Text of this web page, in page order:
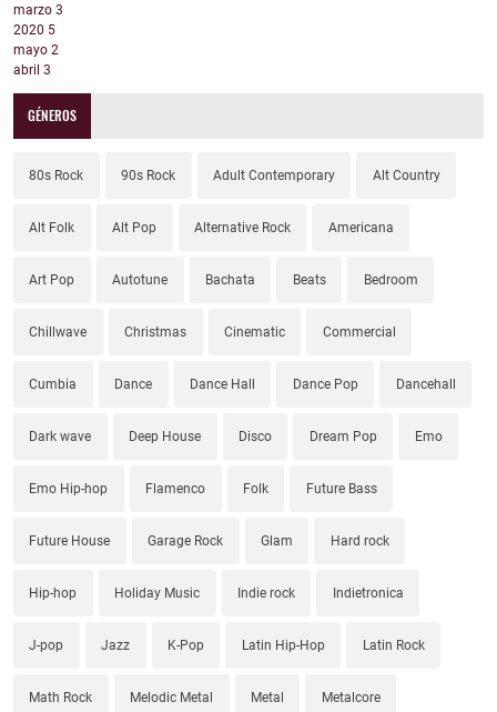
marzo 3
2020 5
mayo 2
abril 3
GÉNEROS
80s Rock 90s Rock Adult Contemporary Alt Country
Alt Folk Alt Pop Alternative Rock Americana
Art Pop Autotune Bachata Beats Bedroom
Chillwave Christmas Cinematic Commercial
Cumbia Dance Dance Hall Dance Pop Dancehall
Dark wave Deep House Disco Dream Pop Emo
Emo Hip-hop Flamenco Folk Future Bass
Future House Garage Rock Glam Hard rock
Hip-hop Holiday Music Indie rock Indietronica
J-pop Jazz K-Pop Latin Hip-Hop Latin Rock
Math Rock Melodic Metal Metal Metalcore